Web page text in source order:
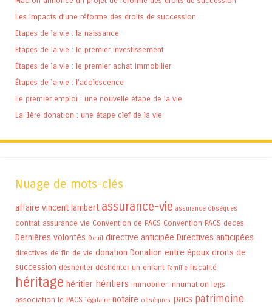
Les impacts d’une réforme des droits de succession
Etapes de la vie : la naissance
Etapes de la vie : le premier investissement
Étapes de la vie : le premier achat immobilier
Étapes de la vie : l’adolescence
Le premier emploi : une nouvelle étape de la vie
La 1ère donation : une étape clef de la vie
Nuage de mots-clés
affaire vincent lambert assurance-vie assurance obsèques
contrat assurance vie Convention de PACS Convention PACS deces
Dernières volontés Deuil directive anticipée Directives anticipées
directives de fin de vie donation Donation entre époux droits de
succession déshériter déshériter un enfant Famille fiscalité
héritage héritier héritiers immobilier inhumation legs
association le PACS légataire notaire obsèques pacs patrimoine